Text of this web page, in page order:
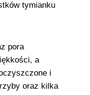
tymianku
pora
a
i
oraz kilka